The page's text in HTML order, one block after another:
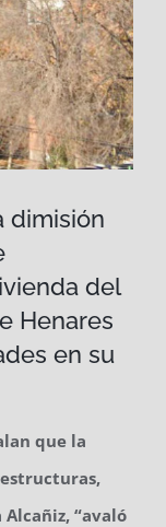
dimisión
del
Henares
en su
que la
“avaló